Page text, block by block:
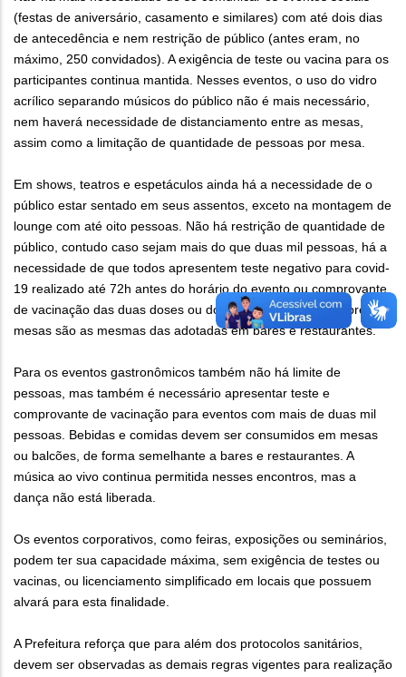
(festas de aniversário, casamento e similares) com até dois dias
de antecedência e nem restrição de público (antes eram, no
máximo, 250 convidados). A exigência de teste ou vacina para os
participantes continua mantida. Nesses eventos, o uso do vidro
acrílico separando músicos do público não é mais necessário,
nem haverá necessidade de distanciamento entre as mesas,
assim como a limitação de quantidade de pessoas por mesa.
Em shows, teatros e espetáculos ainda há a necessidade de o
público estar sentado em seus assentos, exceto na montagem de
lounge com até oito pessoas. Não há restrição de quantidade de
público, contudo caso sejam mais do que duas mil pessoas, há a
necessidade de que todos apresentem teste negativo para covid-
19 realizado até 72h antes do horário do evento ou comprovante
de vacinação das duas doses ou dose única. As regras sobre as
mesas são as mesmas das adotadas em bares e restaurantes.
Para os eventos gastronômicos também não há limite de
pessoas, mas também é necessário apresentar teste e
comprovante de vacinação para eventos com mais de duas mil
pessoas. Bebidas e comidas devem ser consumidos em mesas
ou balcões, de forma semelhante a bares e restaurantes. A
música ao vivo continua permitida nesses encontros, mas a
dança não está liberada.
Os eventos corporativos, como feiras, exposições ou seminários,
podem ter sua capacidade máxima, sem exigência de testes ou
vacinas, ou licenciamento simplificado em locais que possuem
alvará para esta finalidade.
A Prefeitura reforça que para além dos protocolos sanitários,
devem ser observadas as demais regras vigentes para realização